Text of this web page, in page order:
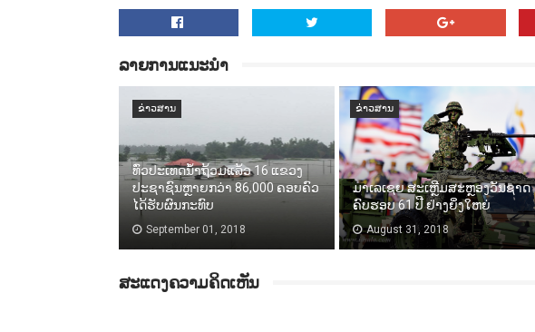
ລາຍການແນະນຳ
ຂ່າວສານ
ທົ່ວປະເທດນ້ຳຖ້ວມແລ້ວ 16 ແຂວງ
ປະຊາຊົນຫຼາຍກວ່າ 86,000​ ຄອບຄົວ
ໄດ້ຮັບຜົນກະທົບ
September 01, 2018
ຂ່າວສານ
ມາເລເຊຍ ສະເຫຼີມສະຫຼອງວັນຊາດ
ຄົບຮອບ 61 ປີ ຢ່າງຍິ່ງໃຫຍ່
August 31, 2018
ສະແດງຄວາມຄິດເຫັນ